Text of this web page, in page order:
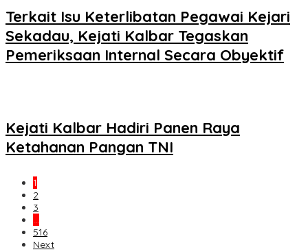
Terkait Isu Keterlibatan Pegawai Kejari
Sekadau, Kejati Kalbar Tegaskan
Pemeriksaan Internal Secara Obyektif
Kejati Kalbar Hadiri Panen Raya
Ketahanan Pangan TNI
1
2
3
…
516
Next